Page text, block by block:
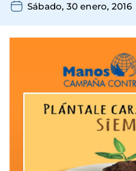
Sábado, 30 enero, 2016